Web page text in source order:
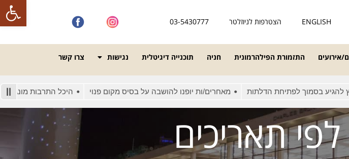
פתח
ENGLISH הצטרפות לניוזלטר 03-5430777
אירועים התזמורת הפילהרמונית חניה תוכנייה דיגיטלית נגישות צרו קשר
לפתיחת הדלתות מאחרים/ות יופנו להושבה על בסיס מקום פנוי היכל התרבות מונגש לאנשים עם
תאריכים